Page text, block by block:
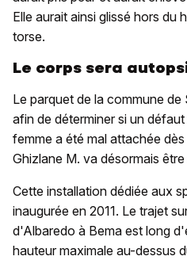
Elle aurait ainsi glissé hors du
torse.
Le corps sera
Le parquet de la commune de
afin de déterminer si un
femme a été mal attachée
Ghizlane M. va désormais
Cette installation dédiée aux
inaugurée en 2011. Le trajet
d'Albaredo à Bema est long
hauteur maximale au-dessus